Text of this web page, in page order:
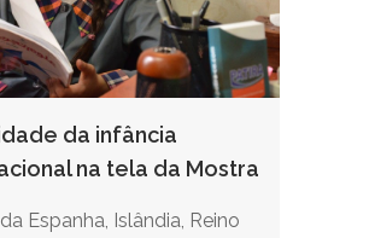
da infância
na tela da Mostra
Espanha, Islândia, Reino